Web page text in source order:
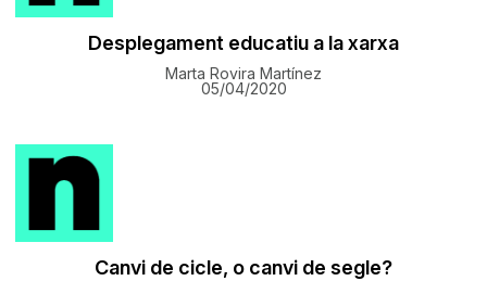
Desplegament educatiu a la xarxa
Marta Rovira Martínez
05/04/2020
Canvi de cicle, o canvi de segle?